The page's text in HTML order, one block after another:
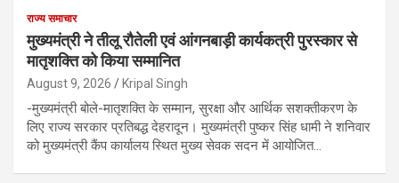
राज्य समाचार
मुख्यमंत्री ने तीलू रौतेली एवं आंगनबाड़ी कार्यकत्री पुरस्कार से
मातृशक्ति को किया सम्मानित
August 9, 2026 Kripal Singh
-मुख्यमंत्री बोले-मातृशक्ति के सम्मान, सुरक्षा और आर्थिक सशक्तीकरण के
लिए राज्य सरकार प्रतिबद्ध देहरादून। मुख्यमंत्री पुष्कर सिंह धामी ने शनिवार
को मुख्यमंत्री कैंप कार्यालय स्थित मुख्य सेवक सदन में आयोजित…